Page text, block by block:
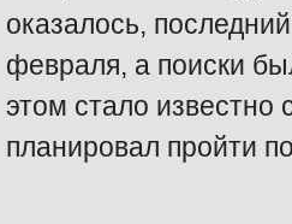
оказалось,
февраля, а поиски
этом стало известно
планировал пройти